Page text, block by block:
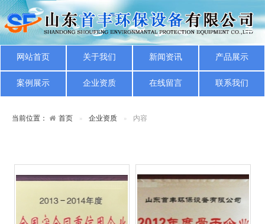
网站首页 关于我们 新闻资讯 产品展示
案例展示 企业资质 在线留言 联系我们
当前位置： 首页 企业资质 内容